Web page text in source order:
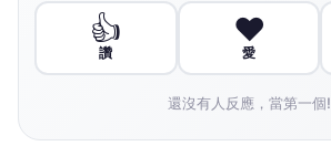
👍
讚
❤️
愛
還沒有人反應，當第一個!